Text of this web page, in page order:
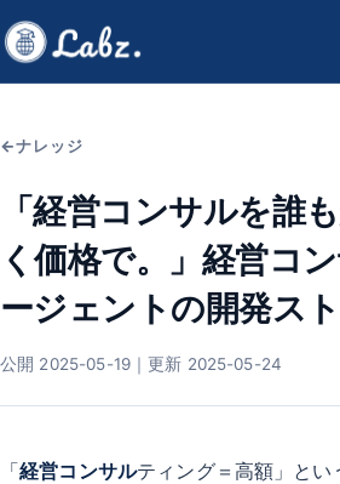
ナレッジ
「経営コンサルを誰
く価格で。」経営コ
ージェントの開発ス
公開 2025-05-19｜更新 2025-05-24
「経営コンサルティング＝高額」とい